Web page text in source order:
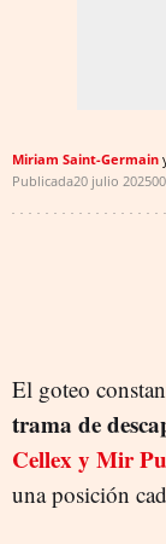
Miriam Saint-Germain
Publicada20 julio 2025
El goteo
trama de
Cellex y Mir
una posición